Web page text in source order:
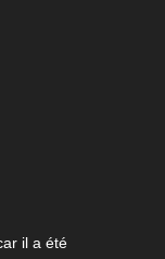
il a été